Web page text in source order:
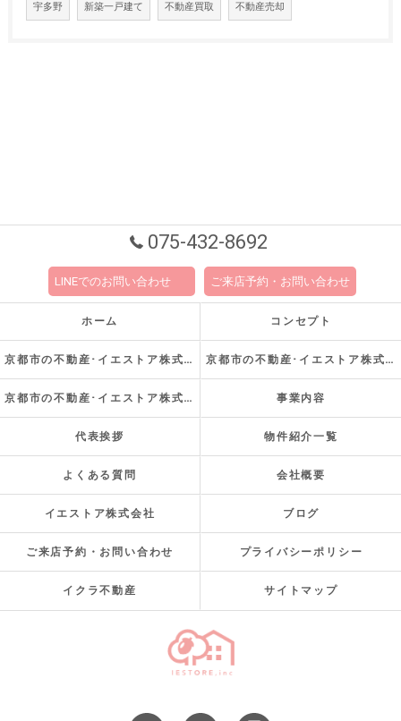
宇多野 新築一戸建て 不動産買取 不動産売却
075-432-8692
LINEでのお問い合わせ ご来店予約・お問い合わせ
ホーム コンセプト
京都市の不動産･イエストア株式会社の口コミ情報 京都市の不動産･イエストア株式会社の評判
京都市の不動産･イエストア株式会社のお客様の声 事業内容
代表挨拶 物件紹介一覧
よくある質問 会社概要
イエストア株式会社 ブログ
ご来店予約・お問い合わせ プライバシーポリシー
イクラ不動産 サイトマップ